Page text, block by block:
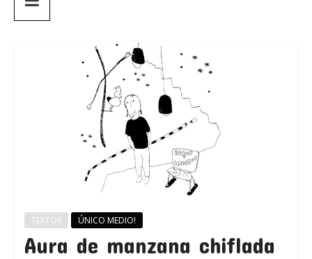
TEXTOS ÚNICO MEDIO!
Aura de manzana chiflada